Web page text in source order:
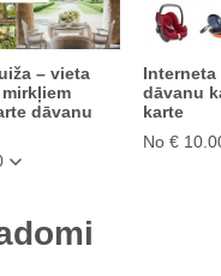
– vieta
dāvanu
Interneta
dāvanu
karte
No €